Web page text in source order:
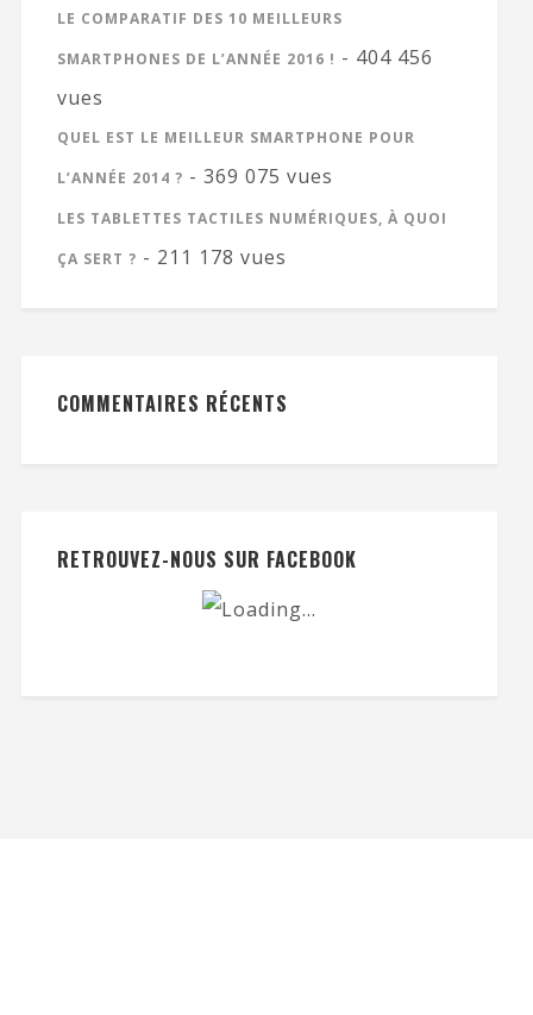
LE COMPARATIF DES 10 MEILLEURS
SMARTPHONES DE L’ANNÉE 2016 ! - 404 456
vues
QUEL EST LE MEILLEUR SMARTPHONE POUR
L’ANNÉE 2014 ? - 369 075 vues
LES TABLETTES TACTILES NUMÉRIQUES, À QUOI
ÇA SERT ? - 211 178 vues
COMMENTAIRES RÉCENTS
RETROUVEZ-NOUS SUR FACEBOOK